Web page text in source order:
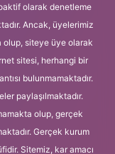
olarak denetleme
Ancak, üyelerimiz
olup, siteye üye olarak
sitesi, herhangi bir
bulunmamaktadır.
paylaşılmaktadır.
olup, gerçek
Gerçek kurum
Sitemiz, kar amacı